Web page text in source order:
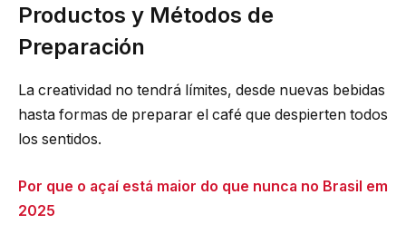
Productos y Métodos de
Preparación
La creatividad no tendrá límites, desde nuevas bebidas
hasta formas de preparar el café que despierten todos
los sentidos.
Por que o açaí está maior do que nunca no Brasil em
2025